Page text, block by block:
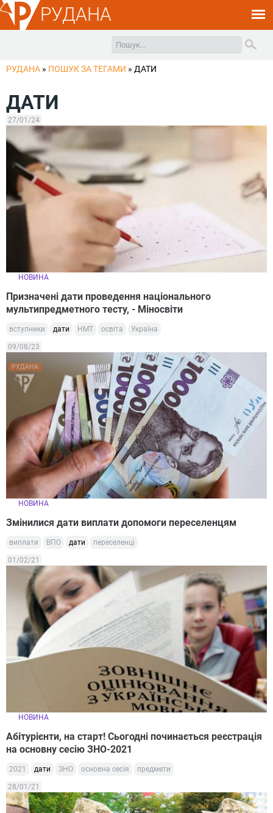
РУДАНА
РУДАНА » ПОШУК ЗА ТЕГАМИ » ДАТИ
ДАТИ
27/01/24
НОВИНА
Призначені дати проведення національного
мультипредметного тесту, - Міносвіти
вступники дати НМТ освіта Україна
09/08/23
НОВИНА
Змінилися дати виплати допомоги переселенцям
виплати ВПО дати переселенці
01/02/21
НОВИНА
Абітурієнти, на старт! Сьогодні починається реєстрація
на основну сесію ЗНО-2021
2021 дати ЗНО основна сесія предмети
28/01/21